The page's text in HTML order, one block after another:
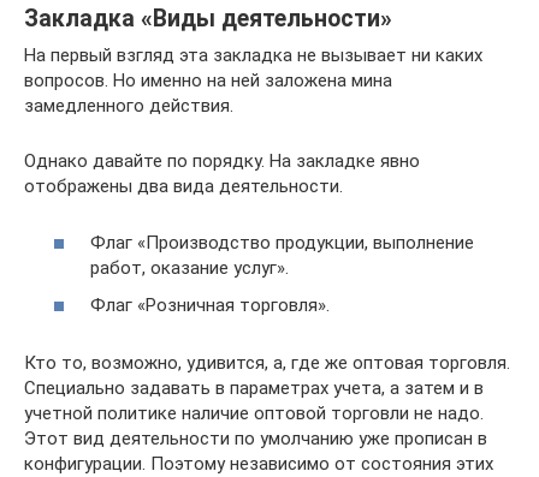
Закладка «Виды деятельности»
На первый взгляд эта закладка не вызывает ни каких
вопросов. Но именно на ней заложена мина
замедленного действия.
Однако давайте по порядку. На закладке явно
отображены два вида деятельности.
Флаг «Производство продукции, выполнение
работ, оказание услуг».
Флаг «Розничная торговля».
Кто то, возможно, удивится, а, где же оптовая торговля.
Специально задавать в параметрах учета, а затем и в
учетной политике наличие оптовой торговли не надо.
Этот вид деятельности по умолчанию уже прописан в
конфигурации. Поэтому независимо от состояния этих